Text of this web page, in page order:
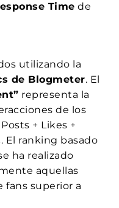
Time de
utilizando la
de Blogmeter. El
representa la
de los
+ Likes +
El ranking basado
ha realizado
aquellas
fans superior a